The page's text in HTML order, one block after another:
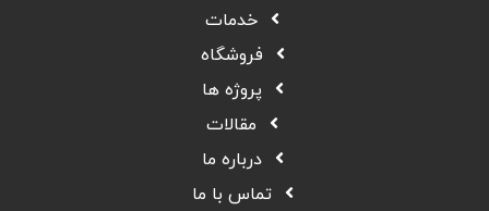
خدمات
فروشگاه
پروژه ها
مقالات
درباره ما
تماس با ما